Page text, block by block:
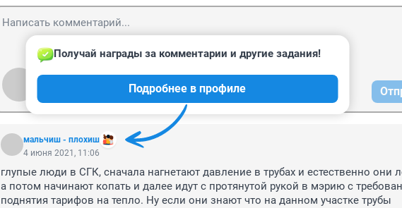
Гость
мальчиш - плохиш
Получай награды за комментарии и другие задания!
Подробнее в профиле
4 июня 2021, 11:06
глупые люди в СГК, сначала нагнетают давление в трубах и естественно они
а потом начинают копать и далее идут с протянутой рукой в мэрию с
поднятия тарифов на тепло. Ну если они знают что на данном участке трубы